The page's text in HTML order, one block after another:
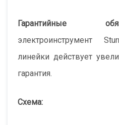
Гарантийные
электроинструмент
линейки действует
гарантия.
Схема: